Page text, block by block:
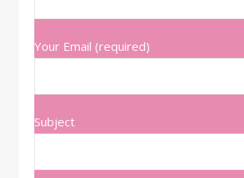
Your Email (required)
Subject